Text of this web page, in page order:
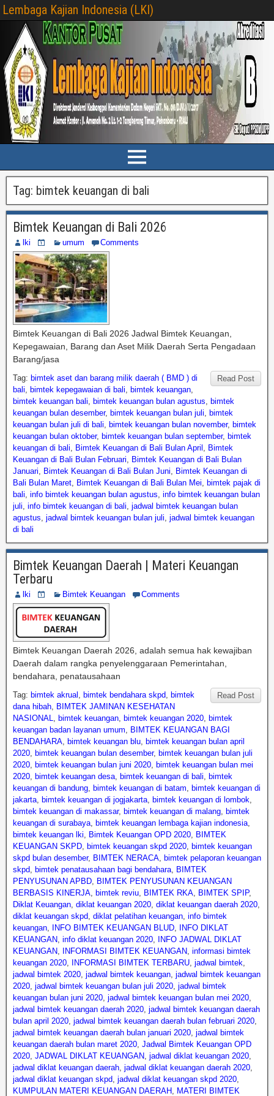
Lembaga Kajian Indonesia (LKI)
Tag: bimtek keuangan di bali
Bimtek Keuangan di Bali 2026
lki umum Comments
Bimtek Keuangan di Bali 2026 Jadwal Bimtek Keuangan,
Kepegawaian, Barang dan Aset Milik Daerah Serta Pengadaan
Barang/jasa
Read Post
Tag: bimtek aset dan barang milik daerah ( BMD ) di
bali, bimtek kepegawaian di bali, bimtek keuangan,
bimtek keuangan bali, bimtek keuangan bulan agustus, bimtek
keuangan bulan desember, bimtek keuangan bulan juli, bimtek
keuangan bulan juli di bali, bimtek keuangan bulan november, bimtek
keuangan bulan oktober, bimtek keuangan bulan september, bimtek
keuangan di bali, Bimtek Keuangan di Bali Bulan April , Bimtek
Keuangan di Bali Bulan Februari, Bimtek Keuangan di Bali Bulan
Januari, Bimtek Keuangan di Bali Bulan Juni, Bimtek Keuangan di
Bali Bulan Maret, Bimtek Keuangan di Bali Bulan Mei, bimtek pajak di
bali, info bimtek keuangan bulan agustus, info bimtek keuangan bulan
juli, info bimtek keuangan di bali, jadwal bimtek keuangan bulan
agustus, jadwal bimtek keuangan bulan juli, jadwal bimtek keuangan
di bali
Bimtek Keuangan Daerah | Materi Keuangan
Terbaru
lki Bimtek Keuangan Comments
Bimtek Keuangan Daerah 2026, adalah semua hak kewajiban
Daerah dalam rangka penyelenggaraan Pemerintahan,
bendahara, penatausahaan
Read Post
Tag: bimtek akrual , bimtek bendahara skpd, bimtek
dana hibah, BIMTEK JAMINAN KESEHATAN
NASIONAL, bimtek keuangan, bimtek keuangan 2020, bimtek
keuangan badan layanan umum, BIMTEK KEUANGAN BAGI
BENDAHARA, bimtek keuangan blu, bimtek keuangan bulan april
2020, bimtek keuangan bulan desember, bimtek keuangan bulan juli
2020, bimtek keuangan bulan juni 2020, bimtek keuangan bulan mei
2020, bimtek keuangan desa, bimtek keuangan di bali, bimtek
keuangan di bandung, bimtek keuangan di batam, bimtek keuangan di
jakarta, bimtek keuangan di jogjakarta, bimtek keuangan di lombok,
bimtek keuangan di makassar, bimtek keuangan di malang, bimtek
keuangan di surabaya, bimtek keuangan lembaga kajian indonesia,
bimtek keuangan lki, Bimtek Keuangan OPD 2020, BIMTEK
KEUANGAN SKPD, bimtek keuangan skpd 2020, bimtek keuangan
skpd bulan desember, BIMTEK NERACA, bimtek pelaporan keuangan
skpd, bimtek penatausahaan bagi bendahara, BIMTEK
PENYUSUNAN APBD, BIMTEK PENYUSUNAN KEUANGAN
BERBASIS KINERJA, bimtek reviu, BIMTEK RKA, BIMTEK SPIP,
Diklat Keuangan, diklat keuangan 2020, diklat keuangan daerah 2020,
diklat keuangan skpd, diklat pelatihan keuangan, info bimtek
keuangan, INFO BIMTEK KEUANGAN BLUD,
INFO DIKLAT
KEUANGAN, info diklat keuangan 2020,
INFO JADWAL DIKLAT
KEUANGAN, INFORMASI BIMTEK KEUANGAN, informasi bimtek
keuangan 2020, INFORMASI BIMTEK TERBARU, jadwal bimtek,
jadwal bimtek 2020, jadwal bimtek keuangan, jadwal bimtek keuangan
2020, jadwal bimtek keuangan bulan juli 2020, jadwal bimtek
keuangan bulan juni 2020, jadwal bimtek keuangan bulan mei 2020,
jadwal bimtek keuangan daerah 2020, jadwal bimtek keuangan daerah
bulan april 2020, jadwal bimtek keuangan daerah bulan februari 2020,
jadwal bimtek keuangan daerah bulan januari 2020, jadwal bimtek
keuangan daerah bulan maret 2020, Jadwal Bimtek Keuangan OPD
2020, JADWAL DIKLAT KEUANGAN, jadwal diklat keuangan 2020,
jadwal diklat keuangan daerah, jadwal diklat keuangan daerah 2020,
jadwal diklat keuangan skpd, jadwal diklat keuangan skpd 2020,
KUMPULAN MATERI KEUANGAN DAERAH, MATERI BIMTEK